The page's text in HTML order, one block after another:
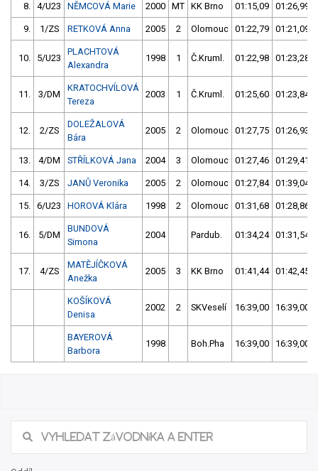
8. 4/U23 NĚMCOVÁ Marie 2000 MT KK Brno 01:15,09 01:26,99
9. 1/ZS RETKOVÁ Anna 2005 2 Olomouc 01:22,79 01:21,09
10. 5/U23
PLACHTOVÁ
Alexandra
1998 1 Č.Kruml. 01:22,98 01:23,28
11. 3/DM
KRATOCHVÍLOVÁ
Tereza
2003 1 Č.Kruml. 01:25,60 01:23,84
12. 2/ZS
DOLEŽALOVÁ
Bára
2005 2 Olomouc 01:27,75 01:26,93
13. 4/DM STŘÍLKOVÁ Jana 2004 3 Olomouc 01:27,46 01:29,41
14. 3/ZS JANŮ Veronika 2005 2 Olomouc 01:27,84 01:39,04
15. 6/U23 HOROVÁ Klára 1998 2 Olomouc 01:31,68 01:28,86
16. 5/DM
BUNDOVÁ
Simona
2004 Pardub. 01:34,24 01:31,54
17. 4/ZS
MATĚJÍČKOVÁ
Anežka
2005 3 KK Brno 01:41,44 01:42,45
KOŠÍKOVÁ
Denisa
2002 2 SKVeselí 16:39,00 16:39,00
BAYEROVÁ
Barbora
1998 Boh.Pha 16:39,00 16:39,00